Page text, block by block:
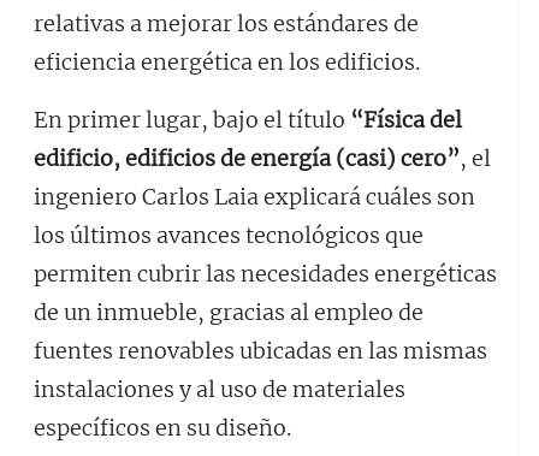
relativas a mejorar los estándares de
eficiencia energética en los edificios.
En primer lugar, bajo el título “Física del
edificio, edificios de energía (casi) cero”, el
ingeniero Carlos Laia explicará cuáles son
los últimos avances tecnológicos que
permiten cubrir las necesidades energéticas
de un inmueble, gracias al empleo de
fuentes renovables ubicadas en las mismas
instalaciones y al uso de materiales
específicos en su diseño.